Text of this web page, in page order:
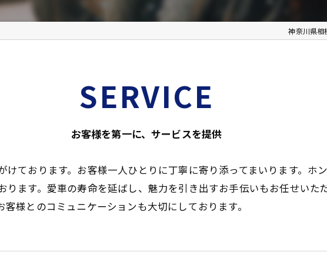
神奈川県
お客様を第一に、サービスを提供
SERVICE
ております。お客様一人ひとりに丁寧に寄り添ってまいります。ホ
ます。愛車の寿命を延ばし、魅力を引き出すお手伝いもお任せいた
様とのコミュニケーションも大切にしております。